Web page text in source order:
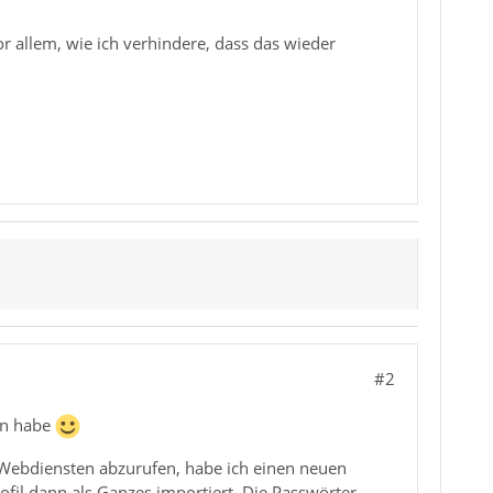
allem, wie ich verhindere, dass das wieder
#2
habe
abzurufen, habe ich einen neuen